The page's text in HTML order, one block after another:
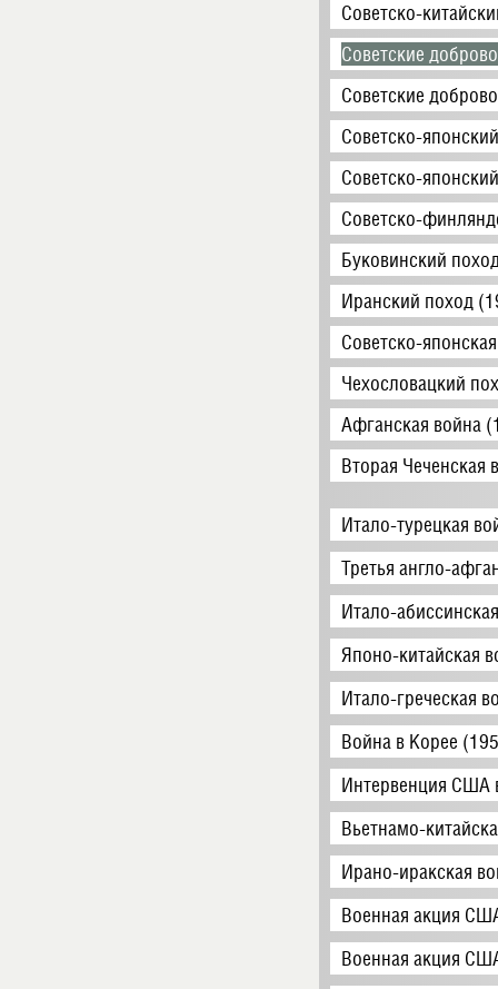
Советско-
Советские
Советские
Советско-
Советско-
Советско-
Буковинский
Иранский поход
Советско-
Чехословацкий
Афганская война
Вторая
Итало-турецкая
Третья англо-
Итало-
Японо-китайская
Итало-греческая
Война в Корее
Интервенция США
Вьетнамо-
Ирано-иракская
Военная акция
Военная акция